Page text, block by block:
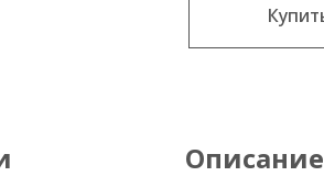
Описание